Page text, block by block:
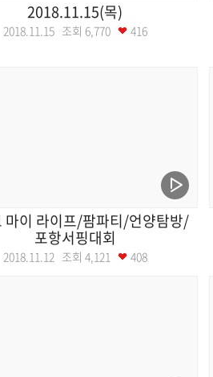
2018.11.15(목)
2018.11.15 조회 6,770 416
마이 라이프/팜파티/언양탐방/
포항서핑대회
2018.11.12 조회 4,121 408